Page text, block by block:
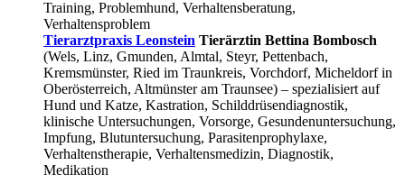
Training, Problemhund, Verhaltensberatung,
Verhaltensproblem
Tierarztpraxis Leonstein Tierärztin Bettina Bombosch
(Wels, Linz, Gmunden, Almtal, Steyr, Pettenbach,
Kremsmünster, Ried im Traunkreis, Vorchdorf, Micheldorf in
Oberösterreich, Altmünster am Traunsee) – spezialisiert auf
Hund und Katze, Kastration, Schilddrüsendiagnostik,
klinische Untersuchungen, Vorsorge, Gesundenuntersuchung,
Impfung, Blutuntersuchung, Parasitenprophylaxe,
Verhaltenstherapie, Verhaltensmedizin, Diagnostik,
Medikation